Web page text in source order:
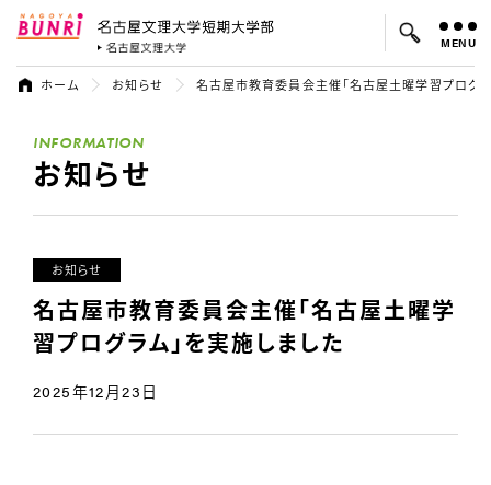
名古屋文理大学 短期大学部
よく検索されているキーワード：
MENU
ホーム お知らせ 名古屋市教育委員会主催「名古屋土曜学習プログラ
INFORMATION
お知らせ
お知らせ
名古屋市教育委員会主催「名古屋土曜学
習プログラム」を実施しました
2025年12月23日